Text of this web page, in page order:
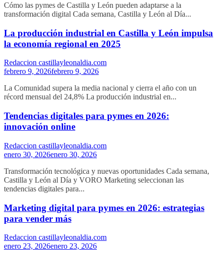
Cómo las pymes de Castilla y León pueden adaptarse a la
transformación digital Cada semana, Castilla y León al Día...
La producción industrial en Castilla y León impulsa
la economía regional en 2025
Redaccion castillayleonaldia.com
febrero 9, 2026febrero 9, 2026
La Comunidad supera la media nacional y cierra el año con un
récord mensual del 24,8% La producción industrial en...
Tendencias digitales para pymes en 2026:
innovación online
Redaccion castillayleonaldia.com
enero 30, 2026enero 30, 2026
Transformación tecnológica y nuevas oportunidades Cada semana,
Castilla y León al Día y VORO Marketing seleccionan las
tendencias digitales para...
Marketing digital para pymes en 2026: estrategias
para vender más
Redaccion castillayleonaldia.com
enero 23, 2026enero 23, 2026